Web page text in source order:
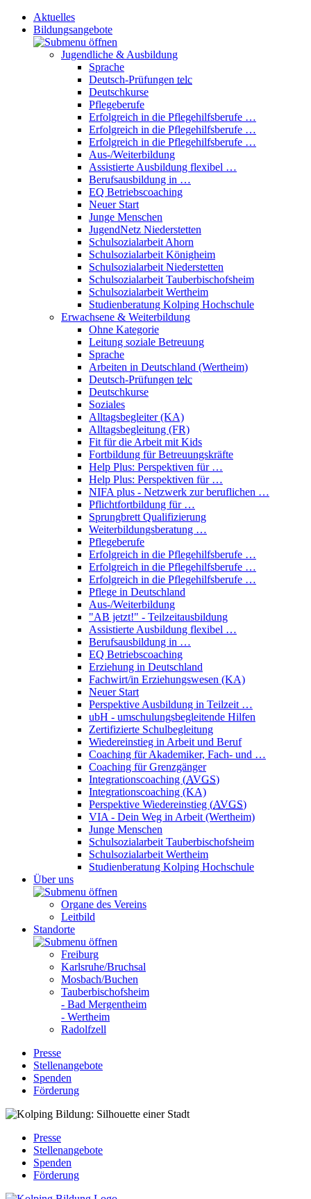
Aktuelles
Bildungsangebote
Jugendliche & Ausbildung
Sprache
Deutsch-Prüfungen telc
Deutschkurse
Pflegeberufe
Erfolgreich in die Pflegehilfsberufe …
Erfolgreich in die Pflegehilfsberufe …
Erfolgreich in die Pflegehilfsberufe …
Aus-/Weiterbildung
Assistierte Ausbildung flexibel …
Berufsausbildung in …
EQ Betriebscoaching
Neuer Start
Junge Menschen
JugendNetz Niederstetten
Schulsozialarbeit Ahorn
Schulsozialarbeit Königheim
Schulsozialarbeit Niederstetten
Schulsozialarbeit Tauberbischofsheim
Schulsozialarbeit Wertheim
Studienberatung Kolping Hochschule
Erwachsene & Weiterbildung
Ohne Kategorie
Leitung soziale Betreuung
Sprache
Arbeiten in Deutschland (Wertheim)
Deutsch-Prüfungen telc
Deutschkurse
Soziales
Alltagsbegleiter (KA)
Alltagsbegleitung (FR)
Fit für die Arbeit mit Kids
Fortbildung für Betreuungskräfte
Help Plus: Perspektiven für …
Help Plus: Perspektiven für …
NIFA plus - Netzwerk zur beruflichen …
Pflichtfortbildung für …
Sprungbrett Qualifizierung
Weiterbildungsberatung …
Pflegeberufe
Erfolgreich in die Pflegehilfsberufe …
Erfolgreich in die Pflegehilfsberufe …
Erfolgreich in die Pflegehilfsberufe …
Pflege in Deutschland
Aus-/Weiterbildung
"AB jetzt!" - Teilzeitausbildung
Assistierte Ausbildung flexibel …
Berufsausbildung in …
EQ Betriebscoaching
Erziehung in Deutschland
Fachwirt/in Erziehungswesen (KA)
Neuer Start
Perspektive Ausbildung in Teilzeit …
ubH - umschulungsbegleitende Hilfen
Zertifizierte Schulbegleitung
Wiedereinstieg in Arbeit und Beruf
Coaching für Akademiker, Fach- und …
Coaching für Grenzgänger
Integrationscoaching (AVGS)
Integrationscoaching (KA)
Perspektive Wiedereinstieg (AVGS)
VIA - Dein Weg in Arbeit (Wertheim)
Junge Menschen
Schulsozialarbeit Tauberbischofsheim
Schulsozialarbeit Wertheim
Studienberatung Kolping Hochschule
Über uns
Organe des Vereins
Leitbild
Standorte
Freiburg
Karlsruhe/Bruchsal
Mosbach/Buchen
Tauberbischofsheim
- Bad Mergentheim
- Wertheim
Radolfzell
Presse
Stellenangebote
Spenden
Förderung
Presse
Stellenangebote
Spenden
Förderung